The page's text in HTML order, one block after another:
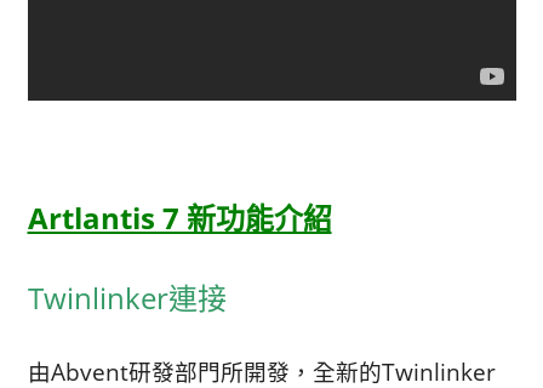
Artlantis 7 新功能介紹
Twinlinker連接
由Abvent研發部門所開發，全新的Twinlinker